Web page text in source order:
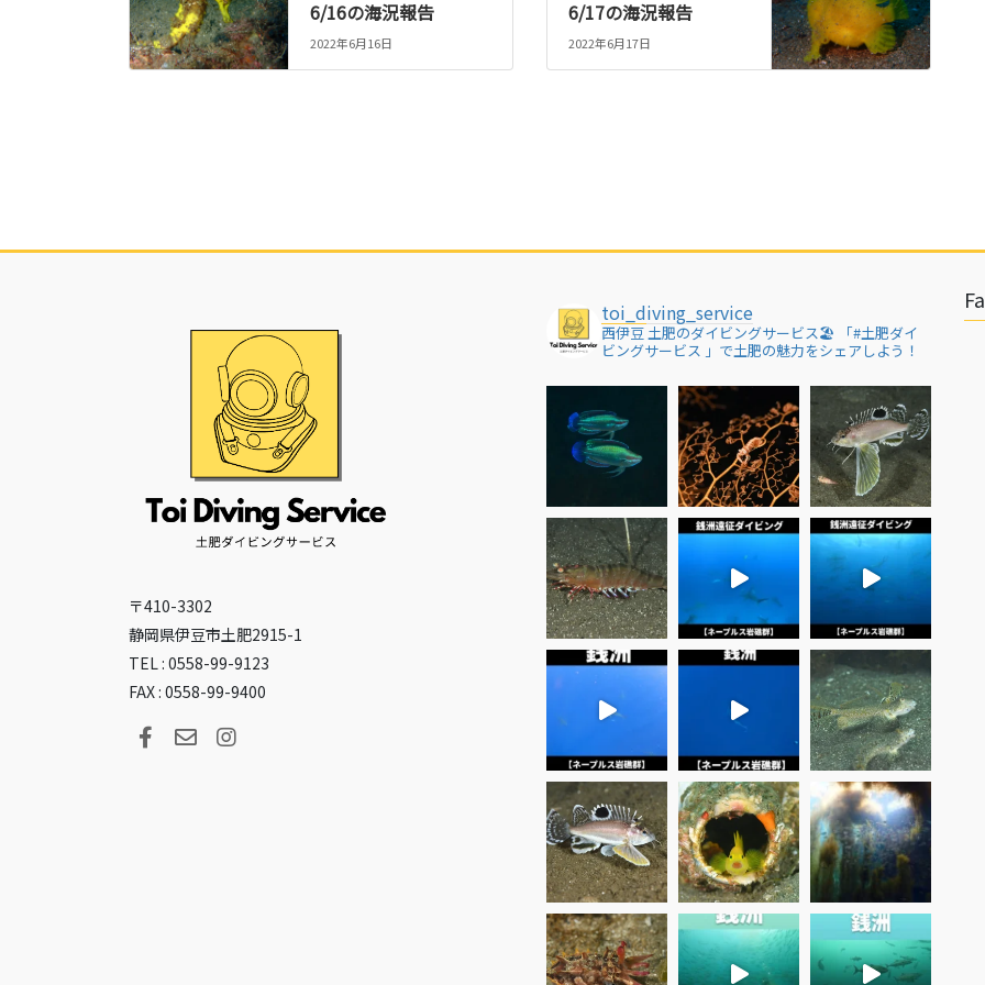
6/16の海況報告
2022年6月16日
6/17の海況報告
2022年6月17日
〒410-3302
静岡県伊豆市土肥2915-1
TEL : 0558-99-9123
FAX : 0558-99-9400
toi_diving_service
西伊豆 土肥のダイビングサービス🏖
「#土肥ダイ
ビングサービス 」で土肥の魅力をシェアしよう！